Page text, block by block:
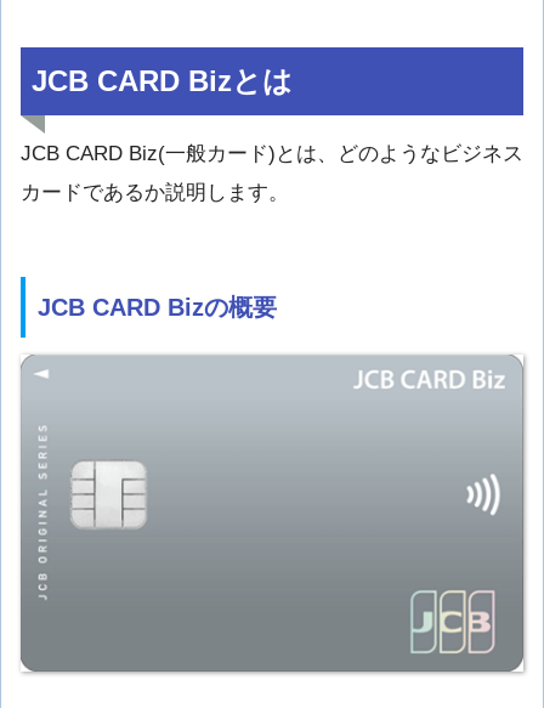
JCB CARD Bizとは
JCB CARD Biz(一般カード)とは、どのようなビジネス
カードであるか説明します。
JCB CARD Bizの概要